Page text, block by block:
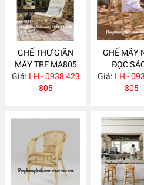
GHẾ THƯ GIÃN
MÂY TRE MA805
Giá: LH - 0938 423
805
GHẾ MÂY
ĐỌC
PHÒNG
MA804
Giá: LH -
805